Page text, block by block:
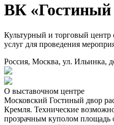
ВК «Гостиный
Культурный и торговый
услуг для проведения
Россия, Москва, ул. Ильинка,
О выставочном центре
Московский Гостиный двор
Кремля. Технические
прозрачным куполом площадь